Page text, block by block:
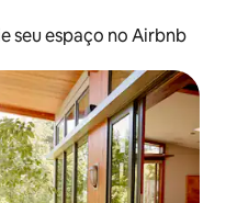
seu espaço no Airbnb